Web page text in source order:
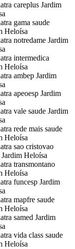
careplus Jardim
gama saude
Heloísa
notredame Jardim
intermedica
Heloísa
ambep Jardim
apeoesp Jardim
vale saude Jardim
rede mais saude
Heloísa
sao cristovao
Jardim Heloísa
transmontano
Heloísa
funcesp Jardim
mapfre saude
Heloísa
samed Jardim
vida class saude
Heloísa